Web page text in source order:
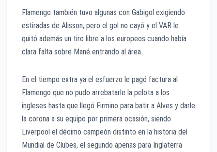
Flamengo también tuvo algunas con Gabigol exigiendo
estiradas de Alisson, pero el gol no cayó y el VAR le
quitó además un tiro libre a los europeos cuando había
clara falta sobre Mané entrando al área.
En el tiempo extra ya el esfuerzo le pagó factura al
Flamengo que no pudo arrebatarle la pelota a los
ingleses hasta que llegó Firmino para batir a Alves y darle
la corona a su equipo por primera ocasión, siendo
Liverpool el décimo campeón distinto en la historia del
Mundial de Clubes, el segundo apenas para Inglaterra